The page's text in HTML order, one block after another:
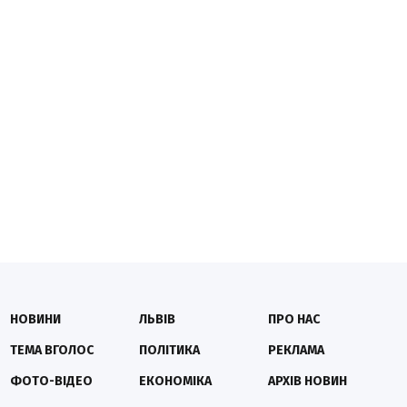
НОВИНИ
ТЕМА ВГОЛОС
ФОТО-ВІДЕО
ЛЬВІВ
ПОЛІТИКА
ЕКОНОМІКА
ПРО НАС
РЕКЛАМА
АРХІВ НОВИН